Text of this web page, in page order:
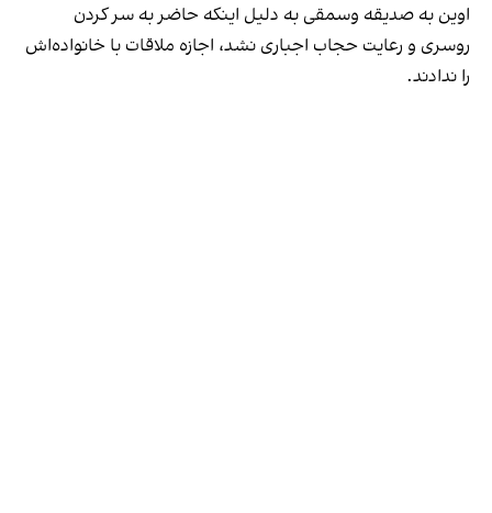
اوین به صدیقه وسمقی به دلیل اینکه حاضر به سر کردن
روسری و رعایت حجاب اجباری نشد، اجازه ملاقات با خانواده‌اش
را ندادند.